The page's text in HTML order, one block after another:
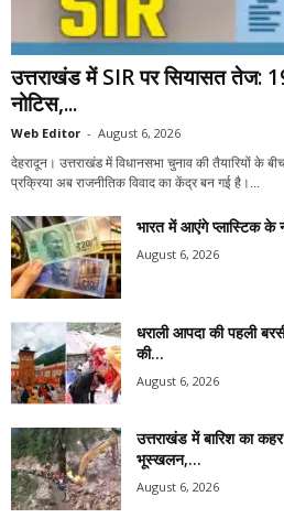
उत्तराखंड में SIR पर सियासत तेज:
नोटिस,...
Web Editor - August 6, 2026
देहरादून। उत्तराखंड में विधानसभा चुनाव की तैयारियों के
प्रक्रिया अब राजनीतिक विवाद का केंद्र बन गई है।...
भारत में आएंगे प्लास्टिक के
August 6, 2026
धराली आपदा की पहली
की...
August 6, 2026
उत्तराखंड में बारिश का
भूस्खलन,...
August 6, 2026